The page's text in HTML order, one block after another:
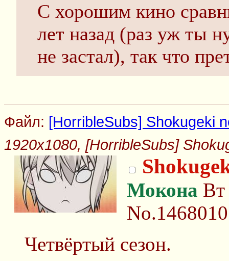
С хорошим кино
лет назад (раз уж ты
не застал), так что
Файл: [HorribleSubs] Shokugeki
1920x1080, [HorribleSubs]
Мокона Вт
No.1468010
Четвёртый сезон.